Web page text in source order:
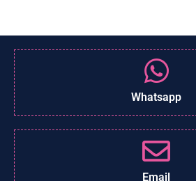
Whatsapp
Email